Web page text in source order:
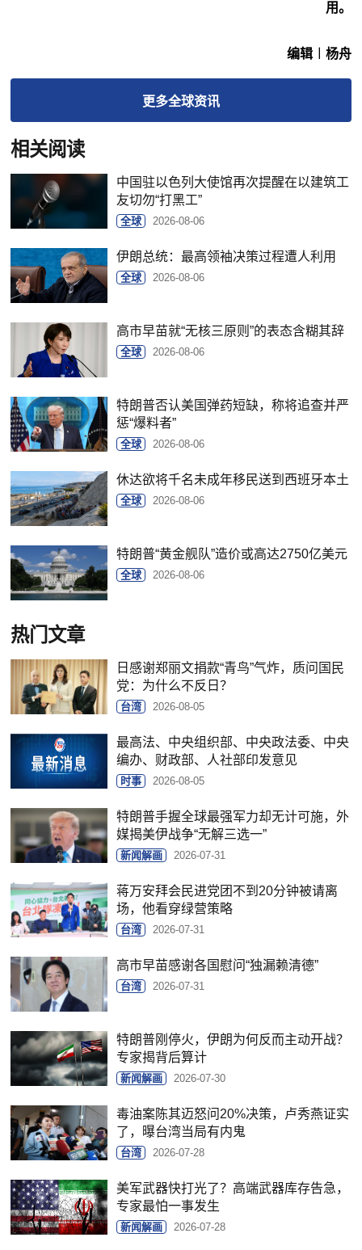
用。
编辑︱杨舟
更多全球资讯
相关阅读
中国驻以色列大使馆再次提醒在以建筑工
友切勿“打黑工”
全球 2026-08-06
伊朗总统：最高领袖决策过程遭人利用
全球 2026-08-06
高市早苗就“无核三原则”的表态含糊其辞
全球 2026-08-06
特朗普否认美国弹药短缺，称将追查并严
惩“爆料者”
全球 2026-08-06
休达欲将千名未成年移民送到西班牙本土
全球 2026-08-06
特朗普“黄金舰队”造价或高达2750亿美元
全球 2026-08-06
热门文章
日感谢郑丽文捐款“青鸟”气炸，质问国民
党：为什么不反日？
台湾 2026-08-05
最高法、中央组织部、中央政法委、中央
编办、财政部、人社部印发意见
时事 2026-08-05
特朗普手握全球最强军力却无计可施，外
媒揭美伊战争“无解三选一”
新闻解画 2026-07-31
蒋万安拜会民进党团不到20分钟被请离
场，他看穿绿营策略
台湾 2026-07-31
高市早苗感谢各国慰问“独漏赖清德”
台湾 2026-07-31
特朗普刚停火，伊朗为何反而主动开战？
专家揭背后算计
新闻解画 2026-07-30
毒油案陈其迈怒问20%决策，卢秀燕证实
了，曝台湾当局有内鬼
台湾 2026-07-28
美军武器快打光了？高端武器库存告急，
专家最怕一事发生
新闻解画 2026-07-28